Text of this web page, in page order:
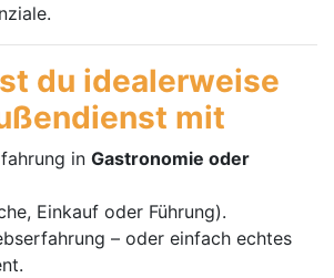
du idealerweise
mit
in Gastronomie oder
Einkauf oder Führung).
– oder einfach echtes